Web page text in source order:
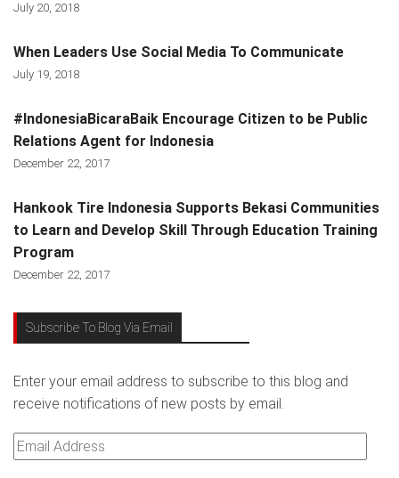
July 20, 2018
When Leaders Use Social Media To Communicate
July 19, 2018
#IndonesiaBicaraBaik Encourage Citizen to be Public
Relations Agent for Indonesia
December 22, 2017
Hankook Tire Indonesia Supports Bekasi Communities
to Learn and Develop Skill Through Education Training
Program
December 22, 2017
Subscribe To Blog Via Email
Enter your email address to subscribe to this blog and
receive notifications of new posts by email.
Email